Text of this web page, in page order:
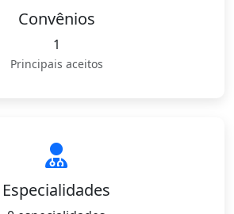
Convênios
1
Principais aceitos
Especialidades